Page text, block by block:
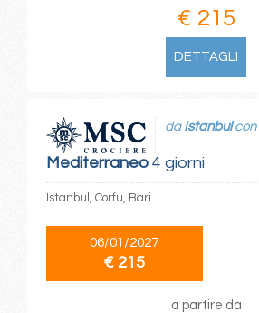
€ 215
DETTAGLI
Mediterraneo4 giorni
da Istanbulcon
Istanbul, Corfu, Bari
06/01/2027
€ 215
a partire da